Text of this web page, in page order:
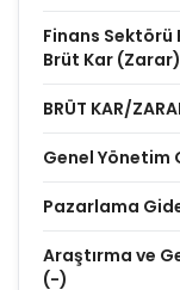
Finans
Brüt Kar (Zarar)
BRÜT KAR/
Genel Yönetim
Pazarlama
Araştırma ve
(-)